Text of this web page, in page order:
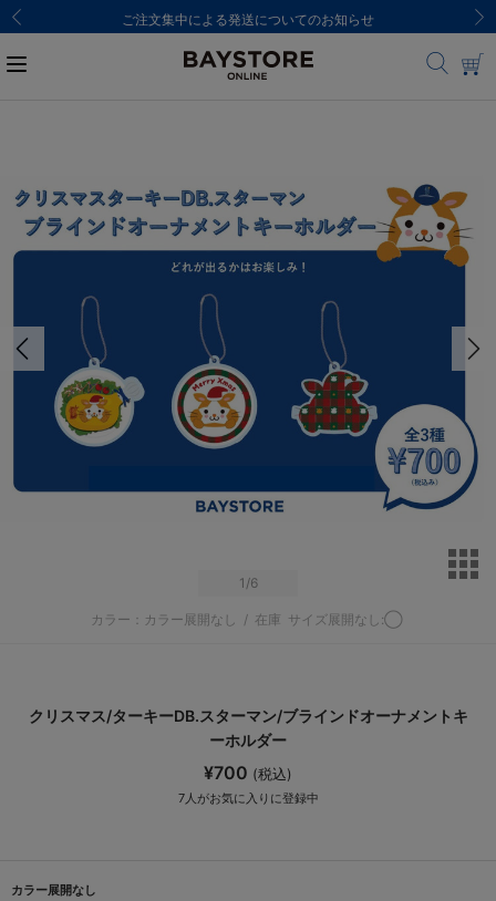
ご注文集中による発送についてのお知らせ
1 /6
カラー：カラー展開なし / 在庫 サイズ展開なし:◯
クリスマス/ターキーDB.スターマン/ブラインドオーナメントキ
ーホルダー
¥700 (税込)
7人がお気に入りに登録中
カラー展開なし